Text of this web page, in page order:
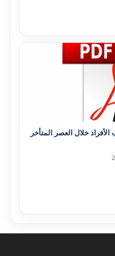
خلال العصر المتأخر